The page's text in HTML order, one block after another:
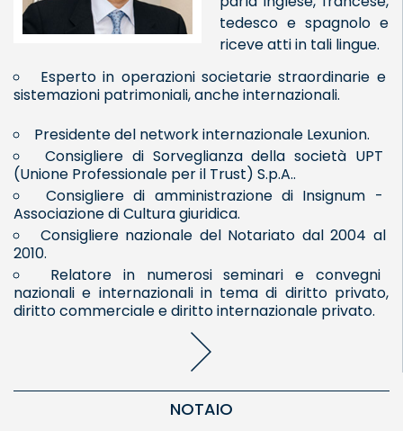
tedesco e spagnolo e
riceve atti in tali lingue.
Esperto in operazioni societarie straordinarie e
sistemazioni patrimoniali, anche internazionali.
Presidente del network internazionale Lexunion.
Consigliere di Sorveglianza della società UPT
(Unione Professionale per il Trust) S.p.A..
Consigliere di amministrazione di Insignum -
Associazione di Cultura giuridica.
Consigliere nazionale del Notariato dal 2004 al
2010.
Relatore in numerosi seminari e convegni
nazionali e internazionali in tema di diritto privato,
diritto commerciale e diritto internazionale privato.
NOTAIO